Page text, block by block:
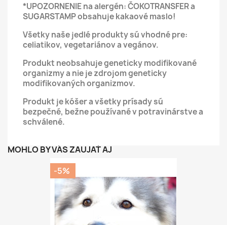
*UPOZORNENIE na alergén: ČOKOTRANSFER a
SUGARSTAMP obsahuje kakaové maslo!
Všetky naše jedlé produkty sú vhodné pre:
celiatikov, vegetariánov a vegánov.
Produkt neobsahuje geneticky modifikované
organizmy a nie je zdrojom geneticky
modifikovaných organizmov.
Produkt je kóšer a všetky prísady sú
bezpečné, bežne používané v potravinárstve a
schválené.
MOHLO BY VÁS ZAUJAŤ AJ
-5%